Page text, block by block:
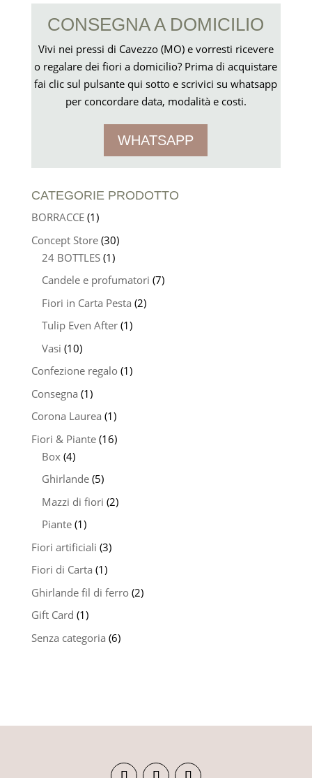
CONSEGNA A DOMICILIO
Vivi nei pressi di Cavezzo (MO) e vorresti ricevere
o regalare dei fiori a domicilio? Prima di acquistare
fai clic sul pulsante qui sotto e scrivici su whatsapp
per concordare data, modalità e costi.
WHATSAPP
CATEGORIE PRODOTTO
BORRACCE (1)
Concept Store (30)
24 BOTTLES (1)
Candele e profumatori (7)
Fiori in Carta Pesta (2)
Tulip Even After (1)
Vasi (10)
Confezione regalo (1)
Consegna (1)
Corona Laurea (1)
Fiori & Piante (16)
Box (4)
Ghirlande (5)
Mazzi di fiori (2)
Piante (1)
Fiori artificiali (3)
Fiori di Carta (1)
Ghirlande fil di ferro (2)
Gift Card (1)
Senza categoria (6)